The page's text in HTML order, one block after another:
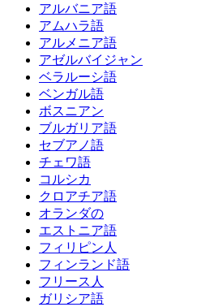
アルバニア語
アムハラ語
アルメニア語
アゼルバイジャン
ベラルーシ語
ベンガル語
ボスニアン
ブルガリア語
セブアノ語
チェワ語
コルシカ
クロアチア語
オランダの
エストニア語
フィリピン人
フィンランド語
フリース人
ガリシア語